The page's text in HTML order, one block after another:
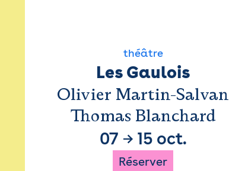
théâtre
Les Gaulois
Olivier Martin-Salvan
Thomas Blanchard
07 → 15 oct.
Réserver